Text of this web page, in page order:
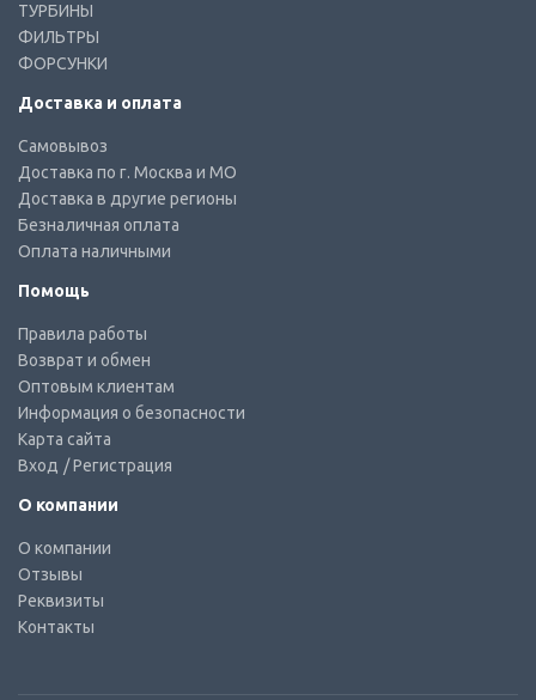
ТУРБИНЫ
ФИЛЬТРЫ
ФОРСУНКИ
Доставка и оплата
Самовывоз
Доставка по г. Москва и МО
Доставка в другие регионы
Безналичная оплата
Оплата наличными
Помощь
Правила работы
Возврат и обмен
Оптовым клиентам
Информация о безопасности
Карта сайта
Вход / Регистрация
О компании
О компании
Отзывы
Реквизиты
Контакты